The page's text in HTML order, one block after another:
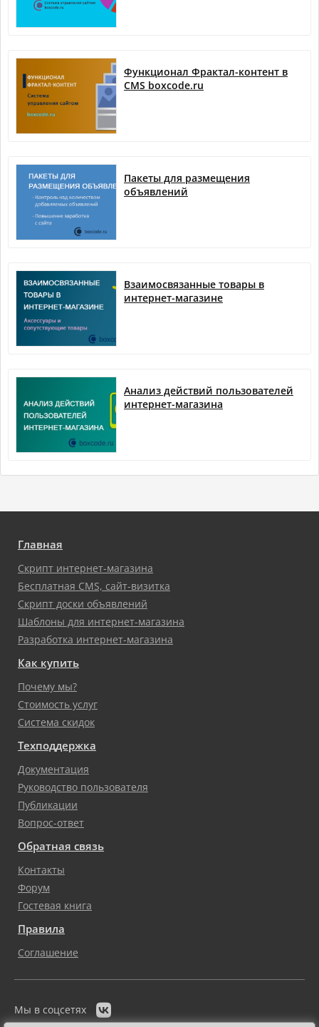
Функционал Фрактал-контент в
CMS boxcode.ru
Пакеты для размещения
объявлений
Взаимосвязанные товары в
интернет-магазине
Анализ действий пользователей
интернет-магазина
Главная
Скрипт интернет-магазина
Бесплатная CMS, сайт-визитка
Скрипт доски объявлений
Шаблоны для интернет-магазина
Разработка интернет-магазина
Как купить
Почему мы?
Стоимость услуг
Система скидок
Техподдержка
Документация
Руководство пользователя
Публикации
Вопрос-ответ
Обратная связь
Контакты
Форум
Гостевая книга
Правила
Соглашение
Мы в соцсетях 